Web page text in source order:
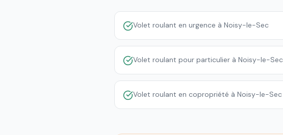
Volet roulant en urgence à Noisy-le-Sec
Volet roulant pour particulier à Noisy-le-Sec
Volet roulant en copropriété à Noisy-le-Sec